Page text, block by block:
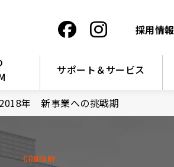
採用情報
サポート＆サービス
年 新事業への挑戦期
COMPANY